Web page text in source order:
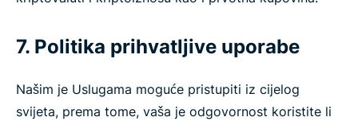
7. Politika prihvatljive uporabe
Našim je Uslugama moguće pristupiti iz cijelog
svijeta, prema tome, vaša je odgovornost koristite li